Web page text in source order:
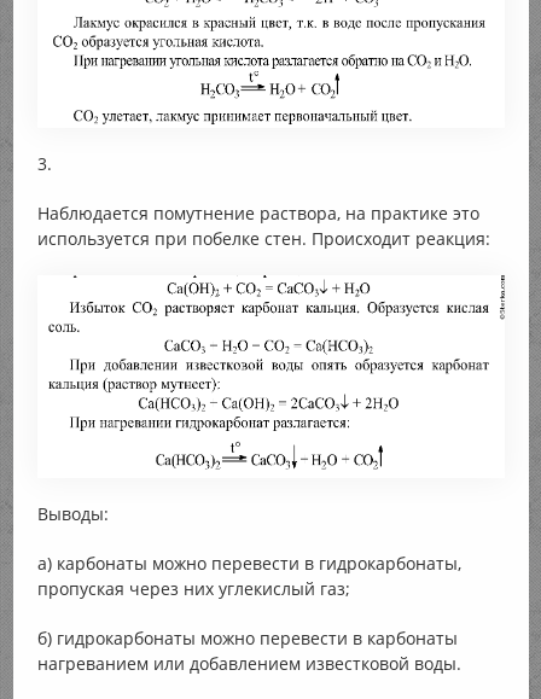
3.
Наблюдается помутнение раствора, на практике это
используется при побелке стен. Происходит реакция:
Выводы:
а) карбонаты можно перевести в гидрокарбонаты,
пропуская через них углекислый газ;
б) гидрокарбонаты можно перевести в карбонаты
нагреванием или добавлением известковой воды.